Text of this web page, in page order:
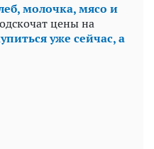
молочка, мясо и
цены на
уже сейчас, а